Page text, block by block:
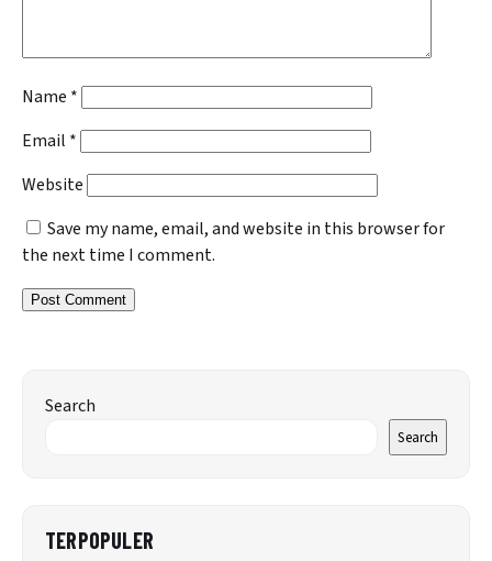
Name *
Email *
Website
Save my name, email, and website in this browser for
the next time I comment.
Search
Search
TERPOPULER